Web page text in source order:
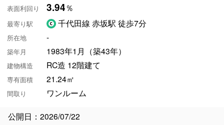
表面利回り 3.94％
最寄り駅 千代田線 赤坂駅 徒歩7分
所在地 -
築年月 1983年1月（築43年）
建物構造 RC造 12階建て
専有面積 21.24㎡
間取り ワンルーム
公開日：2026/07/22